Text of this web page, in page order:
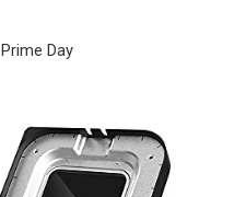
Prime Day